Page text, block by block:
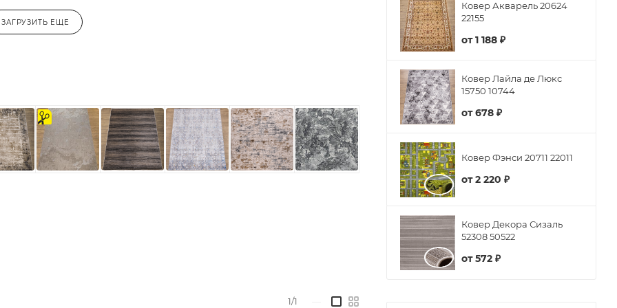
ЗАГРУЗИТЬ ЕЩЕ
на
отрез
1/1
Ковер Акварель 20624
22155
от1 188 ₽
Ковер Лайла де Люкс
15750 10744
от678 ₽
Ковер Фэнси 20711 22011
от2 220 ₽
Ковер Декора Сизаль
52308 50522
от572 ₽